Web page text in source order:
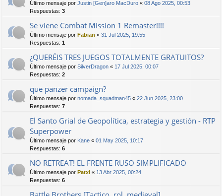
Último mensaje por Justin [Gen]aro MacDuro « 08 Ago 2025, 00:53
Respuestas: 3
Se viene Combat Mission 1 Remaster!!!!
Último mensaje por Fabian « 31 Jul 2025, 19:55
Respuestas: 1
¿QUERÉIS TRES JUEGOS TOTALMENTE GRATUITOS?
Último mensaje por SilverDragon « 17 Jul 2025, 00:07
Respuestas: 2
que panzer campaign?
Último mensaje por nomada_squadman45 « 22 Jun 2025, 23:00
Respuestas: 7
El Santo Grial de Geopolítica, estrategia y gestión - RTP
Superpower
Último mensaje por Kane « 01 May 2025, 10:17
Respuestas: 6
NO RETREAT! EL FRENTE RUSO SIMPLIFICADO
Último mensaje por Patxi « 13 Abr 2025, 00:24
Respuestas: 6